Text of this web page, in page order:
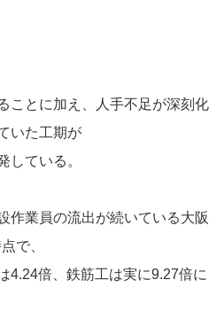
ことに加え、人手不足が深刻化
いた工期が
している。
作業員の流出が続いている大阪
で、
4.24倍、鉄筋工は実に9.27倍に